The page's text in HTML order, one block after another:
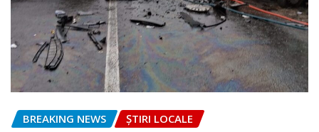
BREAKING NEWS ȘTIRI LOCALE